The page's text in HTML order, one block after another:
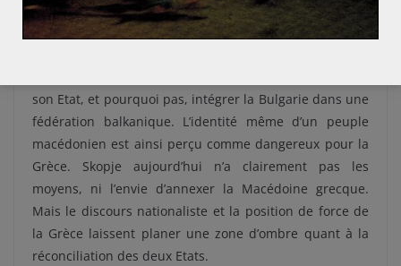
connait de fortes populations slaves que le
gouvernement tente d’helléniser de force. Ils
son Etat, et pourquoi pas, intégrer la Bulgarie dans une
fédération balkanique. L’identité même d’un peuple
macédonien est ainsi perçu comme dangereux pour la
Grèce. Skopje aujourd’hui n’a clairement pas les
moyens, ni l’envie d’annexer la Macédoine grecque.
Mais le discours nationaliste et la position de force de
la Grèce laissent planer une zone d’ombre quant à la
réconciliation des deux Etats.